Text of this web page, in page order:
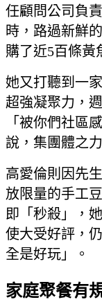
任顧問公司負
時，路過新鮮
購了近5百條黃
她又打聽到一
超強凝聚力，
「被你們社區
說，集團體之
高愛倫則因先
放限量的手工
即「秒殺」，
使大受好評，
全是好玩」。
家庭聚餐有